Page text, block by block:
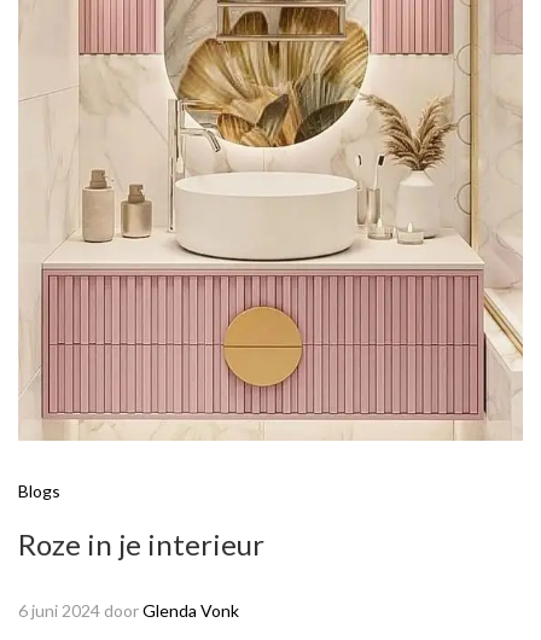
Blogs
Roze in je interieur
6 juni 2024 doorGlenda Vonk